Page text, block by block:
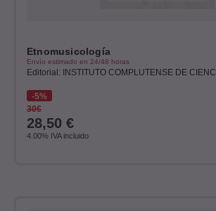
Etnomusicología
Envío estimado en 24/48 horas
Editorial: INSTITUTO COMPLUTENSE DE
5%
30€
28,50 €
4.00% IVA incluido